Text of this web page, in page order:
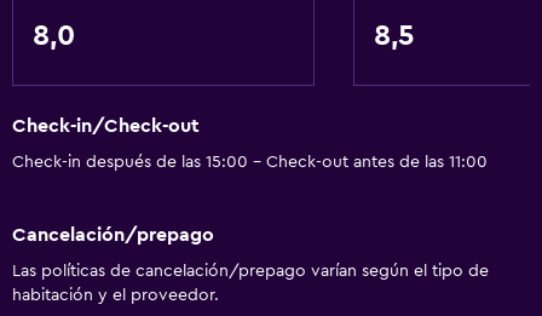
8,0 8,5
Check-in/Check-out
Check-in después de las 15:00 - Check-out antes de las 11:00
Cancelación/prepago
Las políticas de cancelación/prepago varían según el tipo de
habitación y el proveedor.